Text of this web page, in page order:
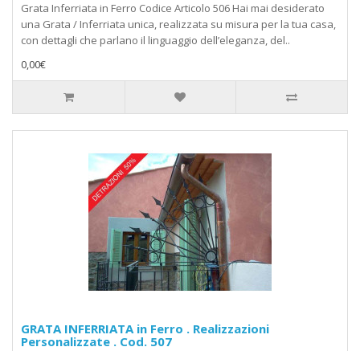
Grata Inferriata in Ferro Codice Articolo 506 Hai mai desiderato
una Grata / Inferriata unica, realizzata su misura per la tua casa,
con dettagli che parlano il linguaggio dell’eleganza, del..
0,00€
GRATA INFERRIATA in Ferro . Realizzazioni
Personalizzate . Cod. 507